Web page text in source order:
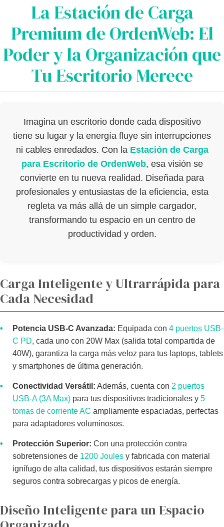
La Estación de Carga
Premium de OrdenWeb: El
Poder y la Organización que
Tu Escritorio Merece
Imagina un escritorio donde cada dispositivo
tiene su lugar y la energía fluye sin interrupciones
ni cables enredados. Con la Estación de Carga
para Escritorio de OrdenWeb, esa visión se
convierte en tu nueva realidad. Diseñada para
profesionales y entusiastas de la eficiencia, esta
regleta va más allá de un simple cargador,
transformando tu espacio en un centro de
productividad y orden.
Carga Inteligente y Ultrarrápida para
Cada Necesidad
• Potencia USB-C Avanzada: Equipada con 4 puertos USB-
C PD, cada uno con 20W Max (salida total compartida de
40W), garantiza la carga más veloz para tus laptops, tablets
y smartphones de última generación.
• Conectividad Versátil: Además, cuenta con 2 puertos
USB-A (3A Max) para tus dispositivos tradicionales y 5
tomas de corriente AC ampliamente espaciadas, perfectas
para adaptadores voluminosos.
• Protección Superior: Con una protección contra
sobretensiones de 1200 Joules y fabricada con material
ignífugo de alta calidad, tus dispositivos estarán siempre
seguros contra sobrecargas y picos de energía.
Diseño Inteligente para un Espacio